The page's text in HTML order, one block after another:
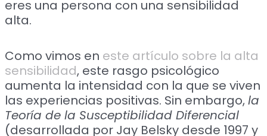
eres una persona con una sensibilidad
alta.
Como vimos en este artículo sobre la alta
sensibilidad, este rasgo psicológico
aumenta la intensidad con la que se viven
las experiencias positivas. Sin embargo,la
Teoría de la Susceptibilidad Diferencial
(desarrollada por Jay Belsky desde 1997 y